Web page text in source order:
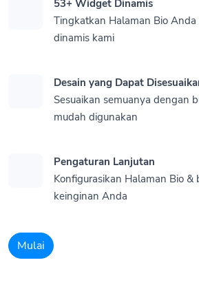
53+ Widget Dinamis
Tingkatkan Halaman Bio
dinamis kami
Desain yang Dapat
Sesuaikan semuanya dengan
mudah digunakan
Pengaturan Lanjutan
Konfigurasikan Halaman Bio &
keinginan Anda
Mulai